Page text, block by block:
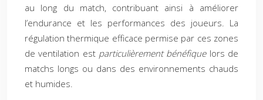
au long du match, contribuant ainsi à améliorer
l’endurance et les performances des joueurs. La
régulation thermique efficace permise par ces zones
de ventilation est particulièrement bénéfique lors de
matchs longs ou dans des environnements chauds
et humides.